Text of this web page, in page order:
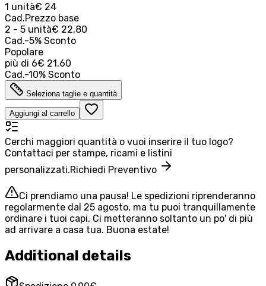
1 unità€ 24
Cad.Prezzo base
2 - 5 unità€ 22,80
Cad.-5% Sconto
Popolare
più di 6€ 21,60
Cad.-10% Sconto
Seleziona taglie e quantità
Aggiungi al carrello
Cerchi maggiori quantità o vuoi inserire il tuo logo?
Contattaci per stampe, ricami e listini
personalizzati.Richiedi Preventivo
Ci prendiamo una pausa! Le spedizioni riprenderanno
regolarmente dal 25 agosto, ma tu puoi tranquillamente
ordinare i tuoi capi. Ci metteranno soltanto un po' di più
ad arrivare a casa tua. Buona estate!
Additional details